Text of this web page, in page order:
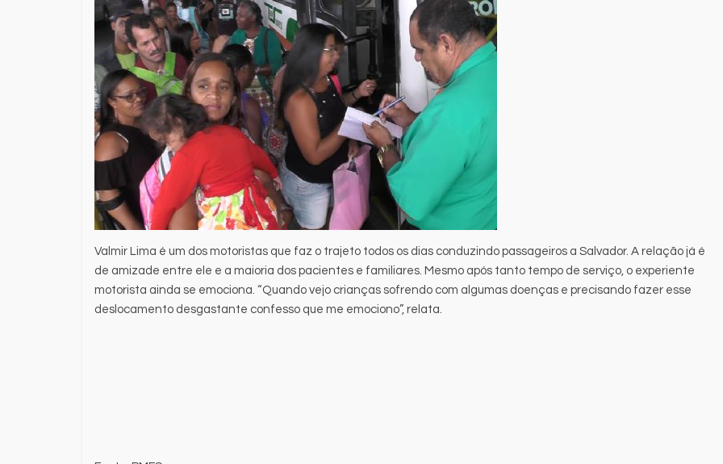
Valmir Lima é um dos motoristas que faz o trajeto todos os dias conduzindo passageiros a Salvador. A relação já é
de amizade entre ele e a maioria dos pacientes e familiares. Mesmo após tanto tempo de serviço, o experiente
motorista ainda se emociona. “Quando vejo crianças sofrendo com algumas doenças e precisando fazer esse
deslocamento desgastante confesso que me emociono”, relata.